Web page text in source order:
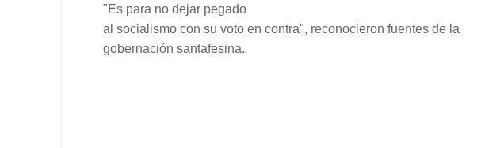
"Es para no dejar pegado
al socialismo con su voto en contra", reconocieron fuentes de la
gobernación santafesina.